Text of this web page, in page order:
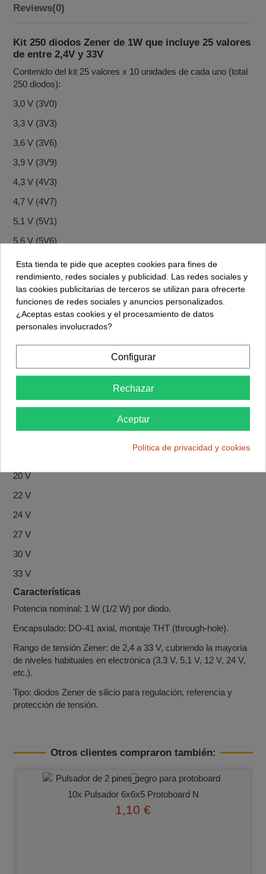
Reviews(0)
Kit 250 diodos Zener de 1W que incluye 25 valores
de entre 2,4V y 33V
Contenido del kit 25 valores x 10 unidades de cada uno (total
250 diodos):
3,0 V (3V0)
3,3 V (3V3)
3,6 V (3V6)
3,9 V (3V9)
4,3 V (4V3)
4,7 V (4V7)
5,1 V (5V1)
5,6 V (5V6)
6,2 V (6V2)
6,8 V (6V8)
7,5 V (7V5)
8,2 V (8V2)
12 V
20 V
22 V
24 V
27 V
30 V
33 V
Características
Potencia nominal: 1 W (1/2 W) por diodo.
Encapsulado: DO‑41 axial, montaje THT (through‑hole).
Rango de tensión Zener: de 2,4 a 33 V, cubriendo la mayoría
de niveles habituales en electrónica (3,3 V, 5,1 V, 12 V, 24 V,
etc.).
Tipo: diodos Zener de silicio para regulación, referencia y
protección de tensión.
Otros clientes compraron también:
10x Pulsador 6x6x5 Protoboard N
1,10 €
Esta tienda te pide que aceptes cookies para fines de
rendimiento, redes sociales y publicidad. Las redes sociales y
las cookies publicitarias de terceros se utilizan para ofrecerte
funciones de redes sociales y anuncios personalizados.
¿Aceptas estas cookies y el procesamiento de datos
personales involucrados?
Configurar
Rechazar
Aceptar
Política de privacidad y cookies